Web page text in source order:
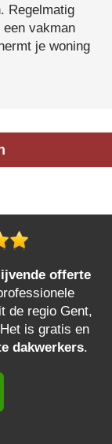
Regelmatig
vakman
je woning
offerte
de regio Gent,
is gratis en
dakwerkers.